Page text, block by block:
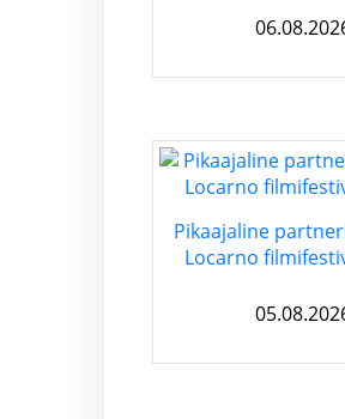
Pikaajaline
Locarno